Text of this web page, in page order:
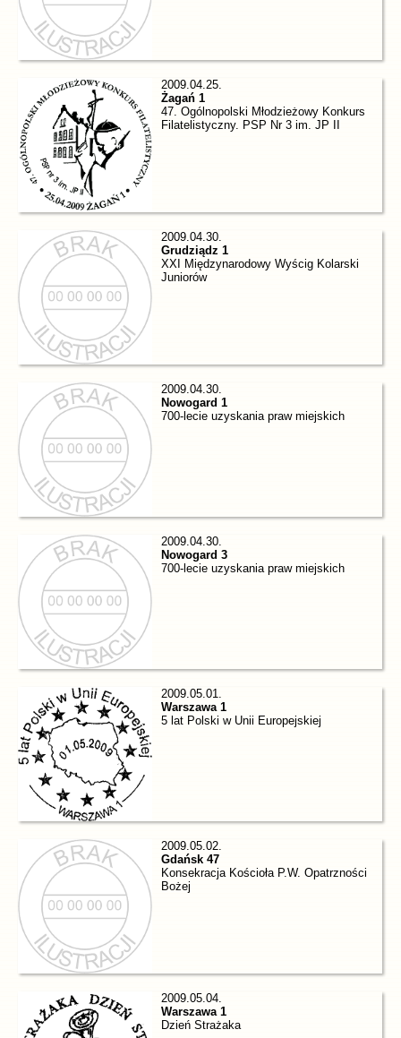
2009.04.25.
Żagań 1
47. Ogólnopolski Młodzieżowy Konkurs
Filatelistyczny. PSP Nr 3 im. JP II
2009.04.30.
Grudziądz 1
XXI Międzynarodowy Wyścig Kolarski
Juniorów
2009.04.30.
Nowogard 1
700-lecie uzyskania praw miejskich
2009.04.30.
Nowogard 3
700-lecie uzyskania praw miejskich
2009.05.01.
Warszawa 1
5 lat Polski w Unii Europejskiej
2009.05.02.
Gdańsk 47
Konsekracja Kościoła P.W. Opatrzności
Bożej
2009.05.04.
Warszawa 1
Dzień Strażaka